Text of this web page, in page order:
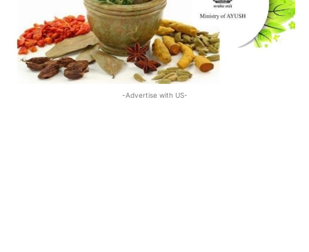
-Advertise with US-